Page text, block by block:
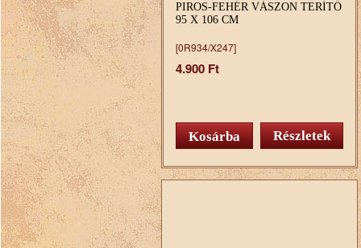
PIROS-FEHÉR VÁSZON TERÍTŐ
95 X 106 CM
[0R934/X247]
4.900 Ft
Részletek